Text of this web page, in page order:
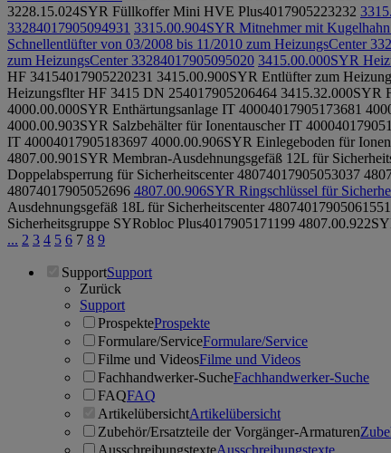
3228.15.024SYR Füllkoffer Mini HVE Plus4017905223232
33284017905094931 3315.00.904SYR Mitnehmer mit
Schnellentlüfter von 03/2008 bis 11/2010 zum HeizungsCenter
zum HeizungsCenter 33284017905095020 3415.00.000SYR
HF 34154017905220231 3415.00.900SYR Entlüfter zum
Heizungsflter HF 3415 DN 254017905206464 3415.32.000SYR
4000.00.000SYR Enthärtungsanlage IT 40004017905173681
4000.00.903SYR Salzbehälter für Ionentauscher IT 4000
IT 40004017905183697 4000.00.906SYR Einlegeboden für
4807.00.901 SYR Membran-Ausdehnungsgefäß 12L für
Doppelabsperrung für Sicherheitscenter 48074017905053037
48074017905052696 4807.00.906SYR Ringschlüssel für
Ausdehnungsgefäß 18L für Sicherheitscenter 48074017905061551
Sicherheitsgruppe SYRobloc Plus4017905171199 4807.00.922
... 2 3 4 5 6 7 8 9
SupportSupport
Zurück
Support
ProspekteProspekte
Formulare/ServiceFormulare/Service
Filme und VideosFilme und Videos
Fachhandwerker-SucheFachhandwerker-Suche
FAQFAQ
ArtikelübersichtArtikelübersicht
Zubehör/Ersatzteile der Vorgänger-Armaturen
AusschreibungstexteAusschreibungstexte